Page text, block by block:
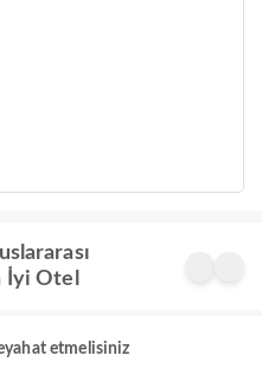
İyi Otel
etmelisiniz